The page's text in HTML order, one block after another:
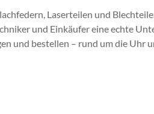
Laserteilen und
und Einkäufer eine echte
und bestellen – rund um die Uhr